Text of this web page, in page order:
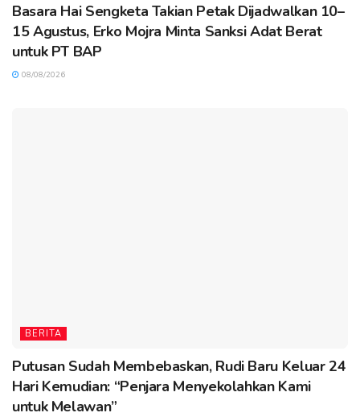
Basara Hai Sengketa Takian Petak Dijadwalkan 10–
15 Agustus, Erko Mojra Minta Sanksi Adat Berat
untuk PT BAP
08/08/2026
BERITA
Putusan Sudah Membebaskan, Rudi Baru Keluar 24
Hari Kemudian: “Penjara Menyekolahkan Kami
untuk Melawan”